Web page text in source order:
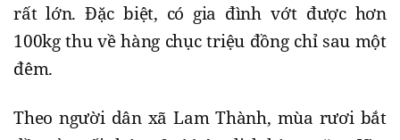
rất lớn. Đặc biệt, có gia đình vớt được hơn
100kg thu về hàng chục triệu đồng chỉ sau một
đêm.
Theo người dân xã Lam Thành, mùa rươi bắt